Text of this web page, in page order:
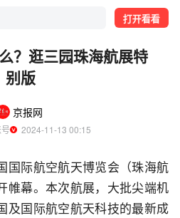
打开看看
？逛三园珠海航展特
别版
京报网
  2024-11-13 00:15
国际航空航天博览会（珠海航
帷幕。本次航展，大批尖端机
及国际航空航天科技的最新成